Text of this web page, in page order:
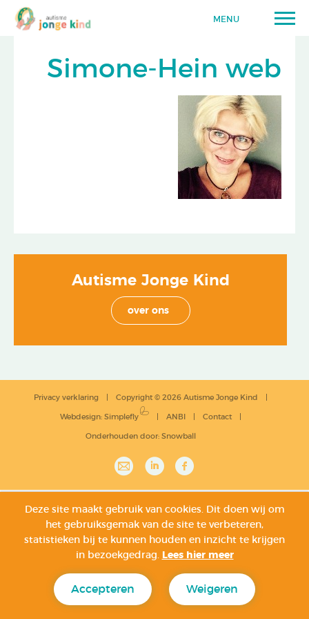
MENU
Simone-Hein web
Autisme Jonge Kind
over ons
Copyright © 2026 Autisme Jonge Kind
Privacy verklaring
Contact
ANBI
Webdesign: Simplefly
Onderhouden door: Snowball
Deze site maakt gebruik van cookies. Dit doen wij om
het gebruiksgemak van de site te verbeteren,
statistieken bij te kunnen houden en inzicht te krijgen
in bezoekgedrag. Lees hier meer
Weigeren
Accepteren